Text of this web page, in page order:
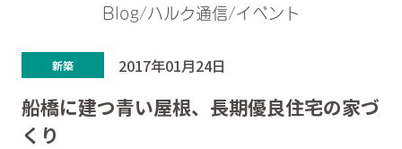
Blog/ハルク通信/イベント
新築 2017年01月24日
船橋に建つ青い屋根、長期優良住宅の家づ
くり